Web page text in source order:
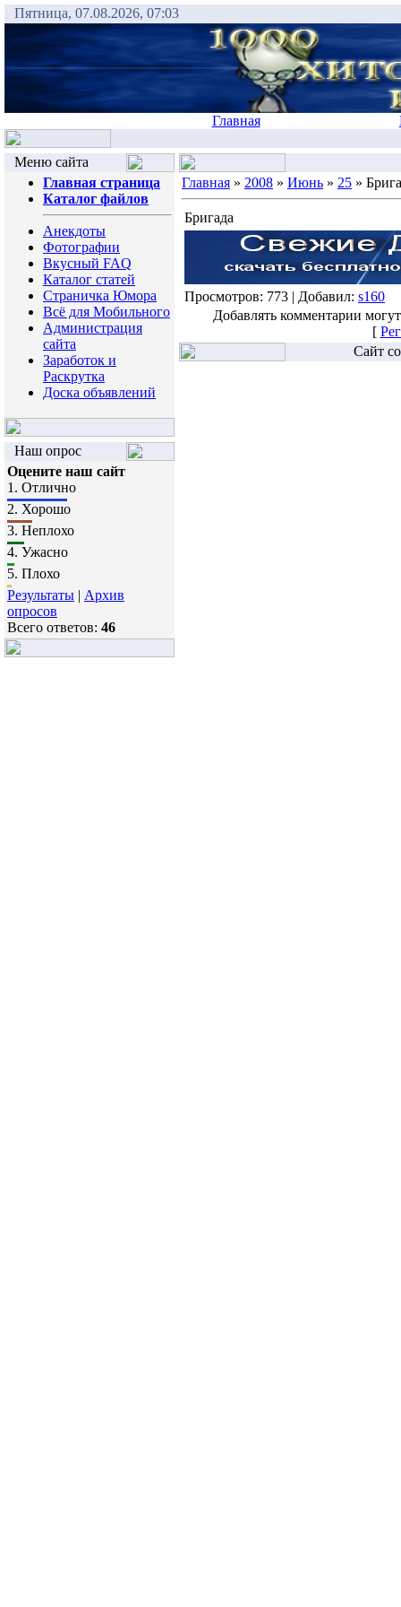
Пятница, 07.08.2026, 07:03
Главная
Меню сайта
Главная страница
Каталог файлов
Анекдоты
Фотографии
Вкусный FAQ
Каталог статей
Страничка Юмора
Всё для Мобильного
Администрация
сайта
Заработок и
Раскрутка
Доска объявлений
Наш опрос
Оцените наш сайт
1. Отлично
2. Хорошо
3. Неплохо
4. Ужасно
5. Плохо
Результаты | Архив
опросов
Всего ответов: 46
Главная » 2008 » Июнь » 25 »
Бригада
Просмотров: 773 | Добавил: s160
Добавлять комментарии
[
Сайт